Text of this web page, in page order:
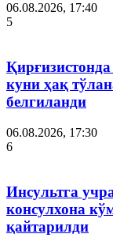
06.08.2026, 17:40
5
куни ҳақ
белгиланди
06.08.2026, 17:30
6
Инсультга
консулхона
қайтарилди